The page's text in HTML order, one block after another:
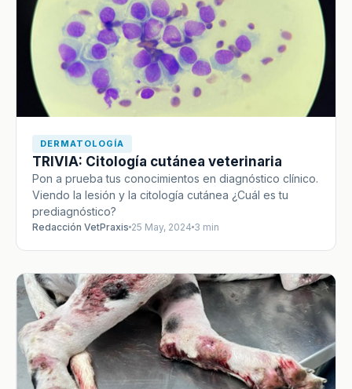
DERMATOLOGÍA
TRIVIA: Citología cutánea veterinaria
Pon a prueba tus conocimientos en diagnóstico clínico.
Viendo la lesión y la citología cutánea ¿Cuál es tu
prediagnóstico?
Redacción VetPraxis 25 May, 2024 3 min